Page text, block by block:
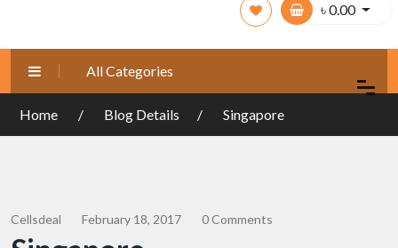
৳0.00
All Categories
Home Blog Details Singapore
Cellsdeal February 18, 2017 0 Comments